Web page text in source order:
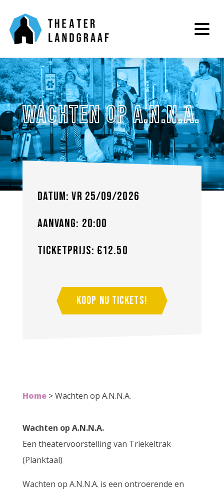
Wachten op A.N.N.A.
Datum: vr 25/09/2026
Aanvang: 20:00
Ticketprijs: €12.50
Koop nu tickets!
Home>Wachten op A.N.N.A.
Wachten op A.N.N.A.
Een theatervoorstelling van Triekeltrak
(Planktaal)
Wachten op A.N.N.A. is een ontroerende en